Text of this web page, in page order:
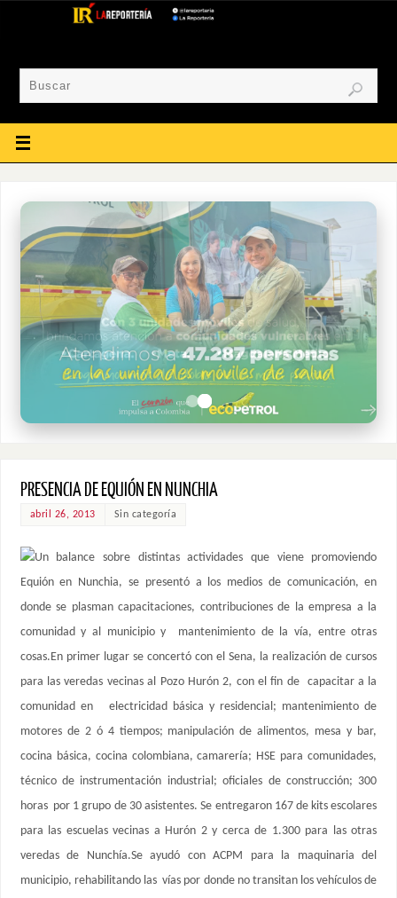
PRESENCIA DE EQUIÓN EN NUNCHIA
abril 26, 2013 Sin categoría
Un balance sobre distintas actividades que viene promoviendo
Equión en Nunchia, se presentó a los medios de comunicación, en
donde se plasman capacitaciones, contribuciones de la empresa a la
comunidad y al municipio y mantenimiento de la vía, entre otras
cosas.En primer lugar se concertó con el Sena, la realización de cursos
para las veredas vecinas al Pozo Hurón 2, con el fin de capacitar a la
comunidad en electricidad básica y residencial; mantenimiento de
motores de 2 ó 4 tiempos; manipulación de alimentos, mesa y bar,
cocina básica, cocina colombiana, camarería; HSE para comunidades,
técnico de instrumentación industrial; oficiales de construcción; 300
horas por 1 grupo de 30 asistentes. Se entregaron 167 de kits escolares
para las escuelas vecinas a Hurón 2 y cerca de 1.300 para las otras
veredas de Nunchía.Se ayudó con ACPM para la maquinaria del
municipio, rehabilitando las vías por donde no transitan los vehículos de